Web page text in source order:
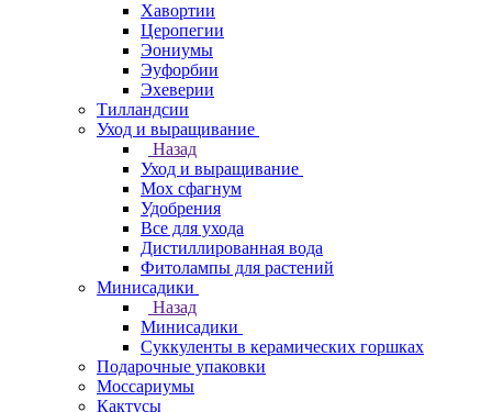
Хавортии
Церопегии
Эониумы
Эуфорбии
Эхеверии
Тилландсии
Уход и выращивание
Назад
Уход и выращивание
Мох сфагнум
Удобрения
Все для ухода
Дистиллированная вода
Фитолампы для растений
Минисадики
Назад
Минисадики
Суккуленты в керамических горшках
Подарочные упаковки
Моссариумы
Кактусы